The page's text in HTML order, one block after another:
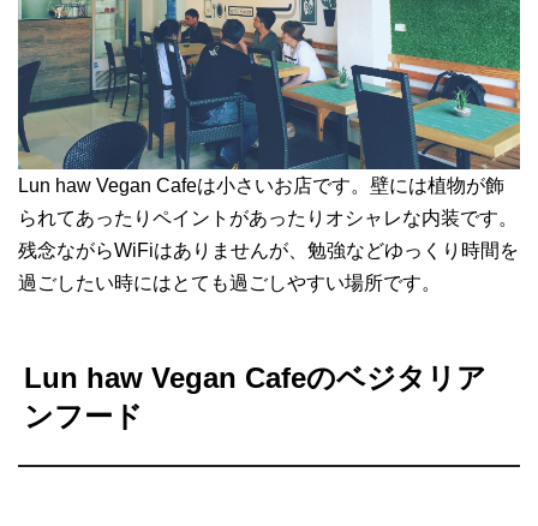
Lun haw Vegan Cafeは小さいお店です。壁には植物が飾
られてあったりペイントがあったりオシャレな内装です。
残念ながらWiFiはありませんが、勉強などゆっくり時間を
過ごしたい時にはとても過ごしやすい場所です。
Lun haw Vegan Cafeのベジタリア
ンフード